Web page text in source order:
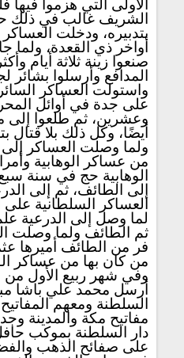
الأولى التي هزموا فيها
الشريف غالب في ذلك
بتدبيره، ودخلت
أواخر ذي القعدة، ولما
صنعوا زينة ثلاثة أيام
المدافع وأرسلوا بشائر
واستولت العساكر
على جدة في أوائل
وعشرين، ثم طلعوا إلى
أيضًا، وكل ذلك بلا قتال
ولما وصلت العساكر
من عساكر الوهابية
الوهابية حج في سنة
إلى الطائف، ثم إلى
العساكر السلطانية على
لما وصل إلى الدرعية
ثم الطائف ولما وصلت
فر من الطائف أميرها
من كان بها من عساكر
وفي شهر ربيع الأول
أرسل محمد علي باشا
السلطنة ومعهم المفاتيح
مفاتيح مكة والمدينة
دار السلطنة بموكب
على صفائح الذهب